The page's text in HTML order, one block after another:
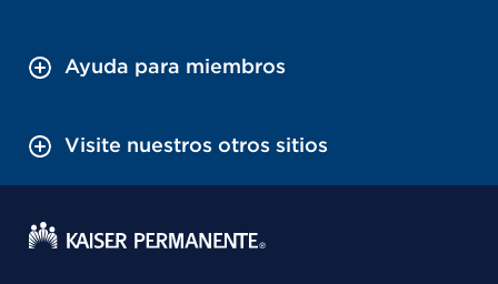
Ayuda para miembros
Visite nuestros otros sitios